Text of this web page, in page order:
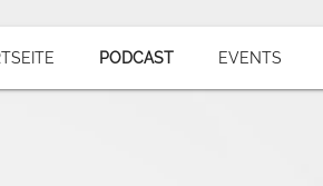
PODCAST EVENTS